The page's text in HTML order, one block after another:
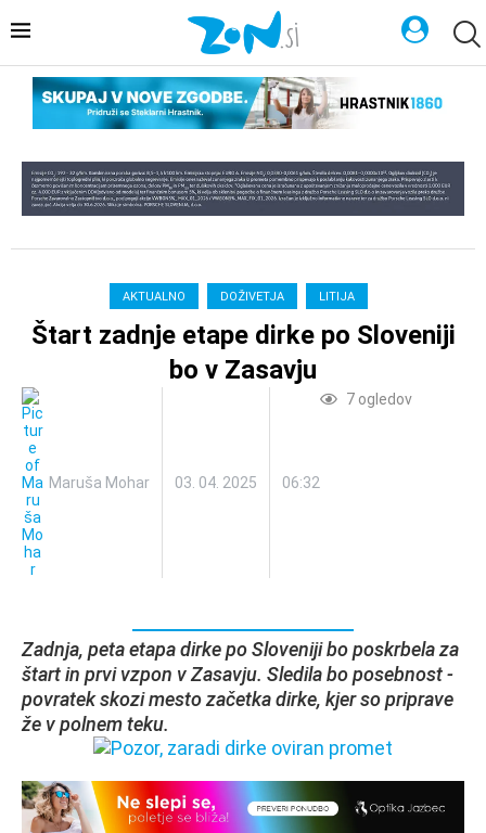
AKTUALNO DOŽIVETJA LITIJA
Štart zadnje etape dirke po Sloveniji
bo v Zasavju
Maruša Mohar 03. 04. 2025 06:32
7 ogledov
Zadnja, peta etapa dirke po Sloveniji bo poskrbela za
štart in prvi vzpon v Zasavju. Sledila bo posebnost -
povratek skozi mesto začetka dirke, kjer so priprave
že v polnem teku.